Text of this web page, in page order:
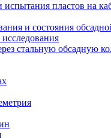
пластов на
и состояния
стальную обсадную